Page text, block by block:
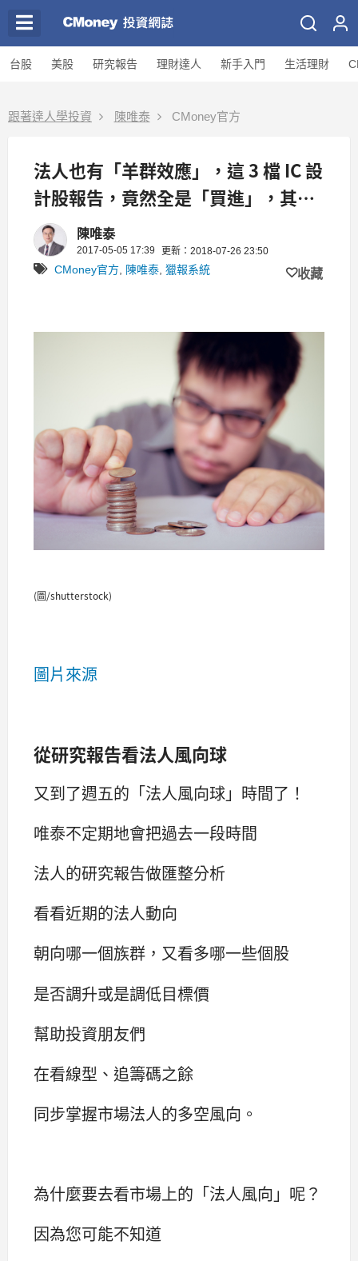
台股 美股 研究報告 理財達人 新手入門 生活理財
跟著達人學投資 陳唯泰 CMoney官方
法人也有「羊群效應」，這 3 檔 IC 設
計股報告，竟然全是「買進」，其中
1 檔今日漲停...
陳唯泰
2017-05-05 17:39 更新：2018-07-26 23:50
CMoney官方 陳唯泰 獵報系統 收藏
(圖/shutterstock)
圖片來源
從研究報告看法人風向球
又到了週五的「法人風向球」時間了！
唯泰不定期地會把過去一段時間
法人的研究報告做匯整分析
看看近期的法人動向
朝向哪一個族群，又看多哪一些個股
是否調升或是調低目標價
幫助投資朋友們
在看線型、追籌碼之餘
同步掌握市場法人的多空風向。
為什麼要去看市場上的「法人風向」呢？
因為您可能不知道